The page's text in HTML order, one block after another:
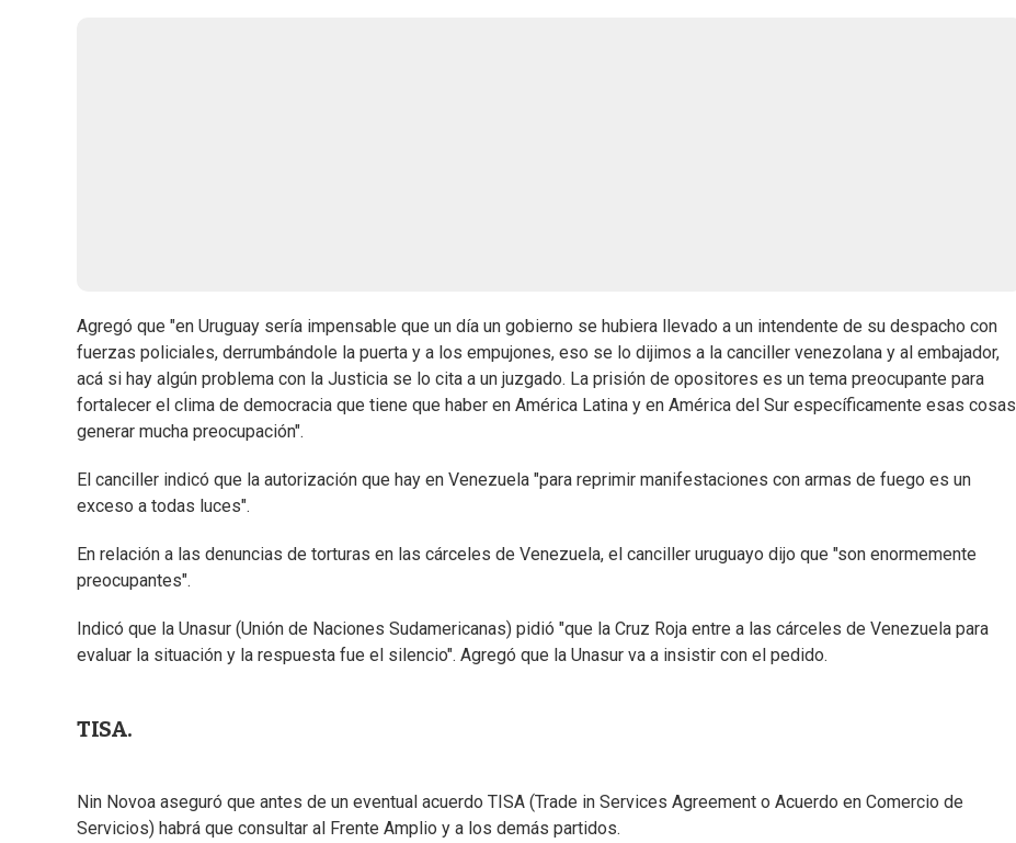
Agregó que "en Uruguay sería impensable que un día un gobierno se hubiera llevado a un intendente de su despacho con
fuerzas policiales, derrumbándole la puerta y a los empujones, eso se lo dijimos a la canciller venezolana y al embajador,
acá si hay algún problema con la Justicia se lo cita a un juzgado. La prisión de opositores es un tema preocupante para
fortalecer el clima de democracia que tiene que haber en América Latina y en América del Sur específicamente esas cosas
generar mucha preocupación".
El canciller indicó que la autorización que hay en Venezuela "para reprimir manifestaciones con armas de fuego es un
exceso a todas luces".
En relación a las denuncias de torturas en las cárceles de Venezuela, el canciller uruguayo dijo que "son enormemente
preocupantes".
Indicó que la Unasur (Unión de Naciones Sudamericanas) pidió "que la Cruz Roja entre a las cárceles de Venezuela para
evaluar la situación y la respuesta fue el silencio". Agregó que la Unasur va a insistir con el pedido.
TISA.
Nin Novoa aseguró que antes de un eventual acuerdo TISA (Trade in Services Agreement o Acuerdo en Comercio de
Servicios) habrá que consultar al Frente Amplio y a los demás partidos.